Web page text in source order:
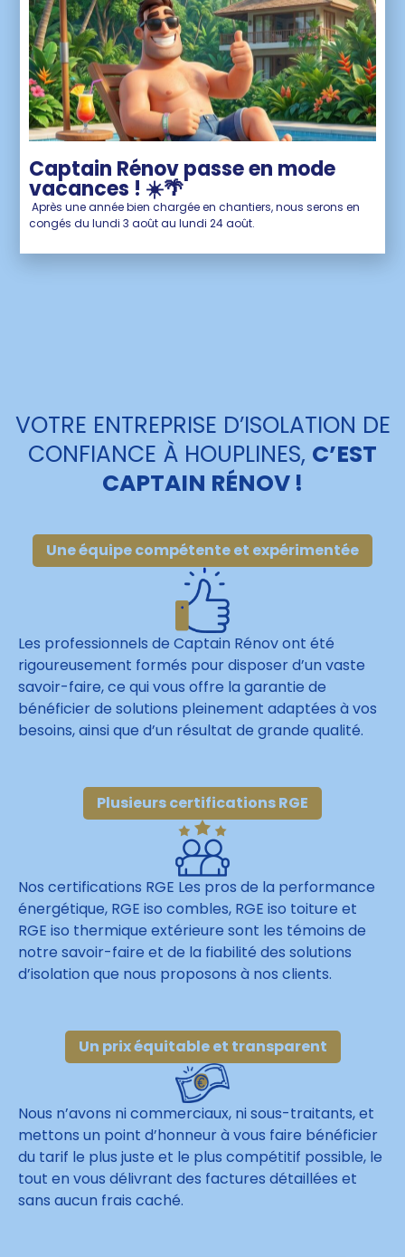
VOTRE ENTREPRISE D’ISOLATION DE
CONFIANCE À HOUPLINES, C’EST
CAPTAIN RÉNOV !
Une équipe compétente et expérimentée
Les professionnels de Captain Rénov ont été
rigoureusement formés pour disposer d’un vaste
savoir-faire, ce qui vous offre la garantie de
bénéficier de solutions pleinement adaptées à vos
besoins, ainsi que d’un résultat de grande qualité.
Plusieurs certifications RGE
Nos certifications RGE Les pros de la performance
énergétique, RGE iso combles, RGE iso toiture et
RGE iso thermique extérieure sont les témoins de
notre savoir-faire et de la fiabilité des solutions
d’isolation que nous proposons à nos clients.
Un prix équitable et transparent
Nous n’avons ni commerciaux, ni sous-traitants, et
mettons un point d’honneur à vous faire bénéficier
du tarif le plus juste et le plus compétitif possible, le
tout en vous délivrant des factures détaillées et
sans aucun frais caché.
Captain Rénov passe en mode
vacances ! ☀️🌴
Après une année bien chargée en chantiers, nous serons en
congés du lundi 3 août au lundi 24 août.